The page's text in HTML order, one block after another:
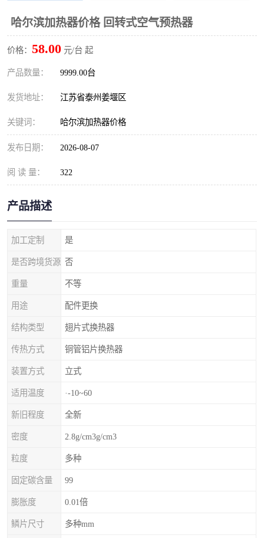
哈尔滨加热器价格 回转式空气预热器
价格： 58.00 元/台 起
产品数量： 9999.00台
发货地址： 江苏省泰州姜堰区
关键词： 哈尔滨加热器价格
发布日期： 2026-08-07
阅 读 量： 322
产品描述
加工定制 是
是否跨境货源 否
重量 不等
用途 配件更换
结构类型 翅片式换热器
传热方式 铜管铝片换热器
装置方式 立式
适用温度 ·-10~60
新旧程度 全新
密度 2.8g/cm3g/cm3
粒度 多种
固定碳含量 99
膨胀度 0.01倍
鳞片尺寸 多种mm